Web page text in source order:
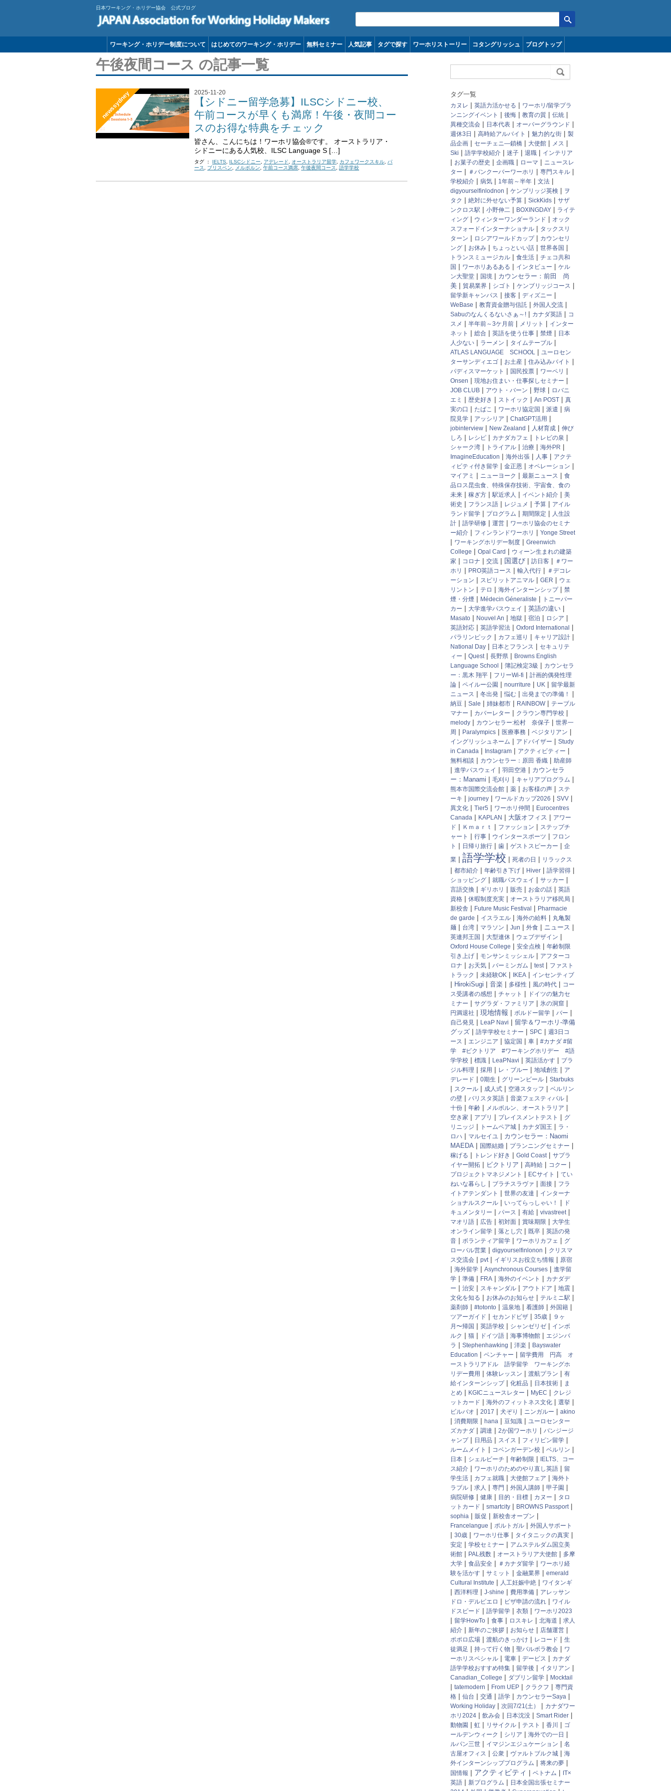
日本ワーキング・ホリデー協会 公式ブログ
コンテンツへ移動
ワーキング・ホリデー制度について はじめてのワーキング・ホリデー 無料セミナー 人気記事 タグで探す ワーホリストーリー コタングリッシュ ブログトップ
午後夜間コース の記事一覧
newssydney 2025-11-20
【シドニー留学急募】ILSCシドニー校、
午前コースが早くも満席！午後・夜間コー
スのお得な特典をチェック
皆さん、こんにちは！ワーホリ協会®です。 オーストラリア・
シドニーにある人気校、ILSC Language S […]
タグ ： IELTS, ILSCシドニー, アデレード, オーストラリア留学, カフェワークスキル,パ
ース, ブリスベン, メルボルン,午前コース満席,午後夜間コース,語学学校
タグ一覧
カヌレ | 英語力活かせる | ワーホリ/留学プラ
ンニングイベント | 後悔 | 教育の質 | 伝統 |
異種交流会 | 日本代表 | オーバーグラウンド |
週休3日 | 高時給アルバイト | 魅力的な街 | 製
品企画 | セーチェニ―鎖橋 | 大使館 | メス |
Ski | 語学学校紹介 | 迷子 | 退職 | インテリア
| お菓子の歴史 | 企画職 | ローマ | ニュースレ
ター | ＃バンクーバーワーホリ | 専門スキル |
学校紹介 | 病気 | 1年前～半年 | 文法 |
digyourselfinlodnon | ケンブリッジ英検 | ヲ
タク | 絶対に外せない予算 | SickKids | サザ
ンクロス駅 | 小野伸二 | BOXINGDAY | ライテ
ィング | ウィンターワンダーランド | オック
スフォードインターナショナル | タックスリ
ターン | ロシアワールドカップ| カウンセリ
ング | お休み | ちょっといい話 | 世界各国 |
トランスミュージカル | 食生活 | チェコ共和
国 | ワーホリあるある | インタビュー | ケル
ン大聖堂 | 国境 | カウンセラー：前田 尚
美 | 貿易業界 | シゴト | ケンブリッジコース |
留学新キャンパス | 接客 | ディズニー |
WeBase | 教育資金贈与信託 | 外国人交流 |
Sabuのなんくるないさぁ～! | カナダ英語 | コ
スメ | 半年前～3ケ月前 | メリット | インター
ネット | 総合 | 英語を使う仕事 | 禁煙 | 日本
人少ない | ラーメン | タイムテーブル |
ATLAS LANGUAGE SCHOOL | ユーロセン
ターサンディエゴ | お土産 | 住み込みバイト |
パディスマーケット | 国民投票 | ワーペリ |
Onsen | 現地お住まい・仕事探しセミナー |
JOB CLUB | アウト・バーン | 野球 | ロバニ
エミ
| 歴史好き | ストイック | An POST | 真
実の口 | たばこ | ワーホリ協定国 | 派遣 | 病
院見学 | アッシリア | ChatGPT活用 |
jobinterview | New Zealand | 人材育成 | 伸び
しろ | レシピ | カナダカフェ | トレビの泉 |
シャーク湾 | トライアル | 治療 | 海外PR |
ImagineEducation | 海外出張 | 人事 | アクテ
ィビティ付き留学 | 金正恩 | オペレーション |
マイアミ | ニューヨーク | 最新ニュース | 食
品ロス昆虫食、特殊保存技術、宇宙食、食の
未来 | 稼ぎ方 | 駅近求人 | イベント紹介 | 美
術史 | フランス語 | レジュメ | 予算 | アイル
ランド留学 | プログラム | 期間限定 | 人生設
計 | 語学研修 | 運営 | ワーホリ協会のセミナ
ー紹介 | フィンランドワーホリ | Yonge Street
| ワーキングホリデー制度 | Greenwich
College | Opal Card | ウィーン生まれの建築
家 | コロナ | 交流 | 国選び | 訪日客 | ＃ワー
ホリ | PRO英語コース | 輸入代行 | ＃デコレ
ーション | スピリットアニマル | GER | ウェ
リントン | テロ | 海外インターンシップ| 禁
煙・分煙 | Médecin Géneraliste |
トニーパー
カー | 大学進学パスウェイ | 英語の違い |
Masato | Nouvel An | 地獄 | 宿泊 | ロシア |
英語対応 | 英語学習法 | Oxford International |
パラリンピック | カフェ巡り | キャリア設計 |
National Day | 日本とフランス | セキュリテ
ィー | Quest | 長野県 | Browns English
Language School | 簿記検定3級 | カウンセラ
ー：黒木 翔平 | フリーWi-fi | 計画的偶発性理
論 | ペイルー公園 | nourriture | UK | 留学最新
ニュース | 冬出発 |悩む | 出発までの準備！ |
納豆 | Sale | 姉妹都市 | RAINBOW| テーブル
マナー | カバーレター | クラウン専門学校 |
melody | カウンセラー:松村 奈保子 | 世界一
周 | Paralympics | 医療事務 | ベジタリアン |
イングリッシュネーム | アドバイザー | Study
in Canada | Instagram | アクティビティー |
無料相談 | カウンセラー：原田 香織 | 助産師
| 進学パスウェイ | 羽田空港 | カウンセラ
ー：Manami | 毛刈り | キャリアプログラム |
熊本市国際交流会館 | 薬 | お客様の声 | ステ
ーキ | journey | ワールドカップ2026 | SVV |
異文化 | Tier5 | ワーホリ仲間 | Eurocentres
Canada | KAPLAN | 大阪オフィス | アワー
ド | Ｋｍａｒｔ | ファッション | ステップチ
ャート | 行事 | ウインタースポーツ | フロン
ト | 日帰り旅行 | 歯 | ゲストスピーカー | 企
業 | 語学学校 | 死者の日 | リラックス
| 都市紹介 | 年齢引き下げ | Hiver | 語学習得 |
ショッピング | 就職パスウェイ | サッカー |
言語交換 | ギリホリ | 販売 | お金の話 | 英語
資格 | 休暇制度充実 | オーストラリア移民局 |
新校舎 | Future Music Festival | Pharmacie
de garde | イスラエル | 海外の給料 | 丸亀製
麺 | 台湾 | マラソン | Jun | 外食 | ニュース |
英連邦王国 | 大型連休 | ウェブデザイン |
Oxford House College | 安全点検 | 年齢制限
引き上げ | モンサンミッシェル | アフターコ
ロナ | お天気 | バーミンガム | test | ファスト
トラック | 未経験OK | IKEA | インセンティブ
| HirokiSugi | 音楽 | 多様性 | 風の時代 | コー
ス受講者の感想 | チャット |
ドイツの魅力セ
ミナー | サグラダ・ファミリア | 氷の洞窟 |
円満退社 | 現地情報 | ボルドー留学 | バー |
自己発見 | LeaP Navi | 留学＆ワーホリ-準備
グッズ | 語学学校セミナー | SPC | 週3日コ
ース | エンジニア | 協定国 | 車 | #カナダ #留
学 #ビクトリア #ワーキングホリデー #語
学学校 | 標識 | LeaPNavi | 英語活かす | ブラ
ジル料理 | 採用 | レ・ブルー | 地域創生 | ア
デレード | 0期生 | グリーンビール | Starbuks
| スクール | 成人式 | 空港スタッフ | ベルリン
の壁 | バリスタ英語 | 音楽フェスティバル |
十份 | 年齢 | メルボルン、オーストラリア |
空き家 | アプリ | プレイスメントテスト | グ
リニッジ | トームペア城 | カナダ国王 | ラ・
ロハ | マルセイユ | カウンセラー：Naomi
MAEDA | 国際結婚 | プランニングセミナー |
稼げる | トレンド好き | Gold Coast | サプラ
イヤー開拓 | ビクトリア | 高時給 | コクー |
プロジェクトマネジメント | ECサイト | てい
ねいな暮らし | ブラチスラヴァ | 面接 | フラ
イトアテンダント | 世界の友達 | インターナ
ショナルスクール | いってらっしゃい！ |
ド
キュメンタリー | パース | 有給 | vivastreet |
マオリ語 | 広告 | 初対面 | 賞味期限 | 大学生
オンライン留学 | 落とし穴 | 既卒 | 英語の発
音 | ボランティア留学 | ワーホリカフェ | グ
ローバル営業 | digyourselfinlonon | クリスマ
ス交流会 | pvt | イギリスお役立ち情報 | 原宿
| 海外留学 | Asynchronous Courses | 進学留
学 | 準備 | FRA | 海外のイベント | カナダデ
ー | 治安 | スキャンダル | アウトドア | 地震 |
文化を知る | お休みのお知らせ | テルミニ駅 |
薬剤師 | #totonto | 温泉地 | 看護師 | 外国籍 |
ツアーガイド | セカンドビザ | 35歳 | ９ヶ
月〜帰国 | 英語学校 | シャンゼリゼ | インボ
ルク | 猫 | ドイツ語 | 海事博物館 | エジンバ
ラ | Stephenhawking | 洋楽 | Bayswater
Education | ベンチャー | 留学費用 円高 オ
ーストラリアドル 語学留学 ワーキングホ
リデー費用 | 体験レッスン | 渡航プラン | 有
給インターンシップ| 化粧品 | 日本技術 | ま
とめ | KGICニュースレター | MyEC | クレジ
ットカード | 海外のフィットネス文化 | 選挙 |
ビルバオ | 2017 | 犬ぞり | ニンガルー | akino
| 消費期限 | hana | 豆知識 | ユーロセンター
ズカナダ | 調達 | 2か国ワーホリ | バンジージ
ャンプ| 日用品 | スイス | フィリピン留学 |
ルームメイト | コベンガーデン校 | ベルリン |
日本 | シェルビーチ | 年齢制限 |
IELTS、コー
ス紹介 | ワーホリのためのやり直し英語 | 留
学生活 | カフェ就職 | 大使館フェア | 海外ト
ラブル | 求人 | 専門 | 外国人講師 | 甲子園 |
病院研修 | 健康 | 目的・目標 | カヌー | タロ
ットカード | smartcity | BROWNS Passport |
sophia | 販促 | 新校舎オープン |
Francelangue | ポルトガル | 外国人サポート
| 30歳 | ワーホリ仕事 | タイタニックの真実 |
安定 | 学校セミナー | アムステルダム国立美
術館 | PAL残数 | オーストラリア大使館 | 多摩
大学 | 食品安全 | ＃カナダ留学 | ワーホリ経
験を活かす | サミット | 金融業界 | emerald
Cultural Institute | 人工妊娠中絶 | ワイタンギ
| 西洋料理 | J-shine | 費用準備 | アレッサン
ドロ・デルピエロ | ビザ申請の流れ | ワイル
ドスピード | 語学留学 | 衣類 | ワーホリ2023
| 留学HowTo | 食事 | ロスキレ | 北海道 | 求人
紹介 | 新年のご挨拶 | お知らせ | 店舗運営 |
ポポロ広場 | 渡航のきっかけ | レコード | 生
徒満足 | 持って行く物 | 聖バルボラ教会 | ワ
ーホリスペシャル | 電車 | デービス | カナダ
語学学校おすすめ特集 | 留学後 | イタリアン |
Canadian_College | ダブリン留学 | Mocktail
| tatemodern | From UEP | クラクフ | 専門資
格 | 仙台 | 交通 | 語学 | カウンセラーSaya |
Working Holiday | 次回7/21(土） | カナダワー
ホリ2024 | 飲み会 | 日本沈没 | Smart Rider |
動物園 | 虹 | リサイクル | テスト | 香川 | ゴ
ールデンウィーク | シリア | 海外での一日 |
ルパン三世 | イマジンエジュケーション | 名
古屋オフィス | 公衆 | ヴァルトブルク城 | 海
外インターンシッププログラム | 将来の夢 |
国情報 | アクティビティ | ベトナム | IT×
英語 | 新プログラム | 日本全国出張セミナー